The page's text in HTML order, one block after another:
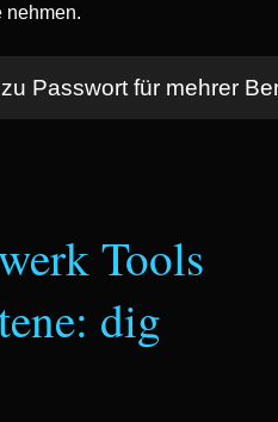
nehmen.
Passwort für mehrer
Tools
dig